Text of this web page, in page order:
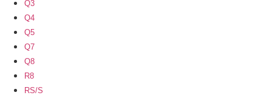
Q3
Q4
Q5
Q7
Q8
R8
RS/S